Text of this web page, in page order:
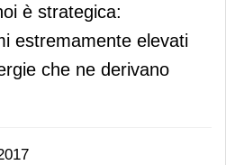
è strategica:
estremamente elevati
che ne derivano